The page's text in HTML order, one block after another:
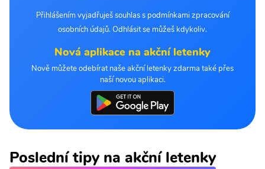
Přihlášením vyjadřuješ souhlas s podmínkami zpracování
osobních údajů. Odhlásit se můžeš kdykoliv.
Nová aplikace na akční letenky
Nově můžete odebírat naše akční letenky zdarma také přes
naší novou aplikaci.
Poslední tipy na akční letenky